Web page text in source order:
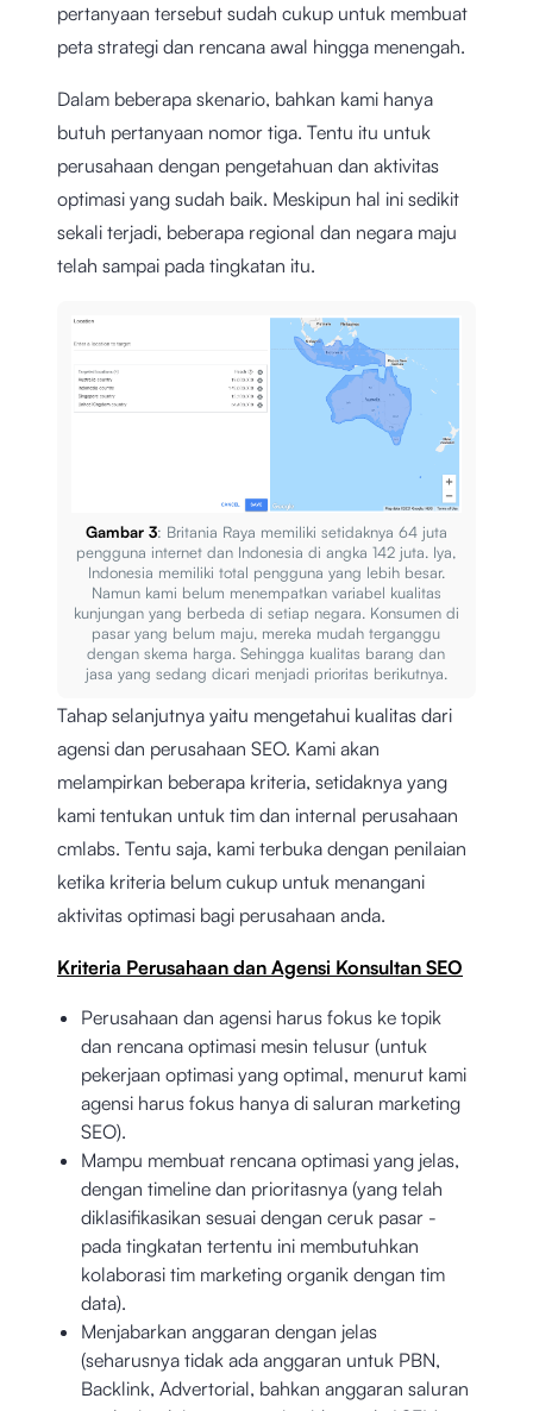
pertanyaan tersebut sudah cukup untuk membuat
peta strategi dan rencana awal hingga menengah.
Dalam beberapa skenario, bahkan kami hanya
butuh pertanyaan nomor tiga. Tentu itu untuk
perusahaan dengan pengetahuan dan aktivitas
optimasi yang sudah baik. Meskipun hal ini sedikit
sekali terjadi, beberapa regional dan negara maju
telah sampai pada tingkatan itu.
Gambar 3: Britania Raya memiliki setidaknya 64 juta
pengguna internet dan Indonesia di angka 142 juta. Iya,
Indonesia memiliki total pengguna yang lebih besar.
Namun kami belum menempatkan variabel kualitas
kunjungan yang berbeda di setiap negara. Konsumen di
pasar yang belum maju, mereka mudah terganggu
dengan skema harga. Sehingga kualitas barang dan
jasa yang sedang dicari menjadi prioritas berikutnya.
Tahap selanjutnya yaitu mengetahui kualitas dari
agensi dan perusahaan SEO. Kami akan
melampirkan beberapa kriteria, setidaknya yang
kami tentukan untuk tim dan internal perusahaan
cmlabs. Tentu saja, kami terbuka dengan penilaian
ketika kriteria belum cukup untuk menangani
aktivitas optimasi bagi perusahaan anda.
Kriteria Perusahaan dan Agensi Konsultan SEO
Perusahaan dan agensi harus fokus ke topik
dan rencana optimasi mesin telusur (untuk
pekerjaan optimasi yang optimal, menurut kami
agensi harus fokus hanya di saluran marketing
SEO).
Mampu membuat rencana optimasi yang jelas,
dengan timeline dan prioritasnya (yang telah
diklasifikasikan sesuai dengan ceruk pasar -
pada tingkatan tertentu ini membutuhkan
kolaborasi tim marketing organik dengan tim
data).
Menjabarkan anggaran dengan jelas
(seharusnya tidak ada anggaran untuk PBN,
Backlink, Advertorial, bahkan anggaran saluran